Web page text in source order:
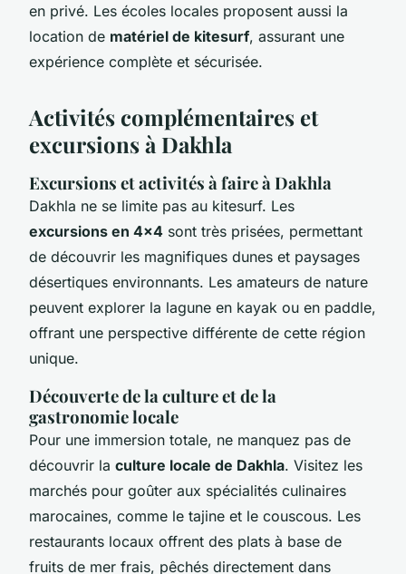
en privé. Les écoles locales proposent aussi la
location de matériel de kitesurf, assurant une
expérience complète et sécurisée.
Activités complémentaires et
excursions à Dakhla
Excursions et activités à faire à Dakhla
Dakhla ne se limite pas au kitesurf. Les
excursions en 4x4 sont très prisées, permettant
de découvrir les magnifiques dunes et paysages
désertiques environnants. Les amateurs de nature
peuvent explorer la lagune en kayak ou en paddle,
offrant une perspective différente de cette région
unique.
Découverte de la culture et de la
gastronomie locale
Pour une immersion totale, ne manquez pas de
découvrir la culture locale de Dakhla. Visitez les
marchés pour goûter aux spécialités culinaires
marocaines, comme le tajine et le couscous. Les
restaurants locaux offrent des plats à base de
fruits de mer frais, pêchés directement dans